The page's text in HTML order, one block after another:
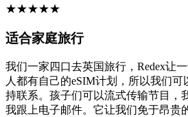
★★★★★
适合家庭旅行
我们一家四口去英国旅行，Redex让
人都有自己的eSIM计划，所以我们
持联系。孩子们可以流式传输节目，
我跟上电子邮件。它让我们免于昂贵